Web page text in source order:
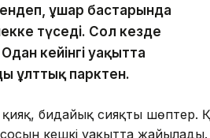
ұшар бастарында
түседі. Сол кезде
кейінгі уақытта
ұлттық парктен.
қияқ, бидайық сияқты шөптер.
сосын кешкі уақытта жайылады.